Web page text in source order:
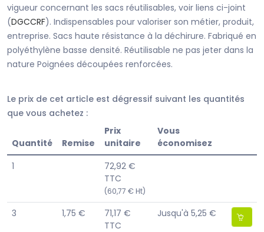
vigueur concernant les sacs réutilisables, voir liens ci-joint
(DGCCRF). Indispensables pour valoriser son métier, produit,
entreprise. Sacs haute résistance à la déchirure. Fabriqué en
polyéthylène basse densité. Réutilisable ne pas jeter dans la
nature Poignées découpées renforcées.
Le prix de cet article est dégressif suivant les quantités
que vous achetez :
Quantité Remise
Prix
unitaire
Vous
économisez
1
72,92 €
TTC
(60,77 € Ht)
3 1,75 €
71,17 €
TTC
Jusqu'à 5,25 €